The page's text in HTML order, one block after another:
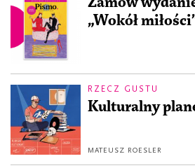
„Wokół
RZECZ GUSTU
Kulturalny
MATEUSZ ROESLER